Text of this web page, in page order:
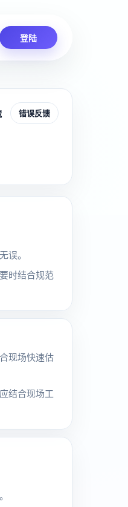
登陆
错误反馈
误。
时结合规范
现场快速估
结合现场工